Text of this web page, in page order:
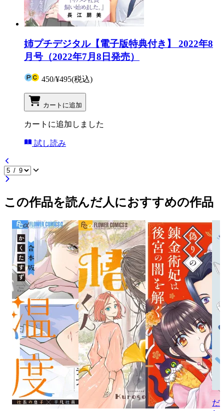
姉プチデジタル【電子版特典付き】 2022年8
月号（2022年7月8日発売）
450/¥495(税込)
カートに追加
カートに追加しました
試し読み
この作品を読んだ人におすすめの作品
だ